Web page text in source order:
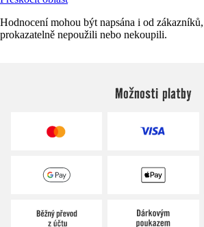
Hodnocení mohou být napsána i od
prokazatelně nepoužili nebo nekoupili.
Možnosti platby